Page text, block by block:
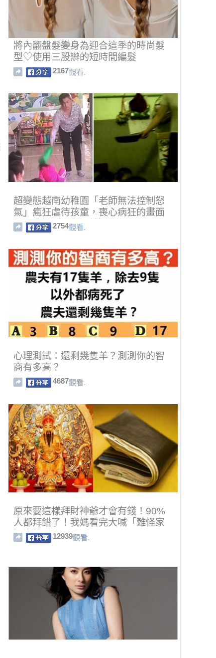
將內翻盤髮變身為迎合這季的時尚髮
型♡使用三股辮的短時間編髮
2167觀看.
超變態越南幼稚園「老師無法控制怒
氣」瘋狂虐待孩童，喪心病狂的畫面
不忍直視（內有影片）
2754觀看.
心理測試：還剩幾隻羊？測測你的智
商有多高？
4687觀看.
原來要這樣拜財神爺才會有錢！90%
人都拜錯了！我媽看完大喊「難怪家
裡沒錢」！!12939觀看.